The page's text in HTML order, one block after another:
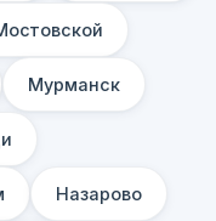
Мурманск
Назарово